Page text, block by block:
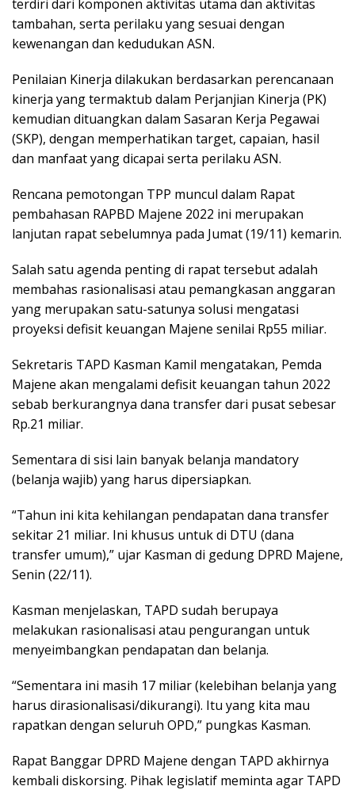
terdiri dari komponen aktivitas utama dan aktivitas
tambahan, serta perilaku yang sesuai dengan
kewenangan dan kedudukan ASN.
Penilaian Kinerja dilakukan berdasarkan perencanaan
kinerja yang termaktub dalam Perjanjian Kinerja (PK)
kemudian dituangkan dalam Sasaran Kerja Pegawai
(SKP), dengan memperhatikan target, capaian, hasil
dan manfaat yang dicapai serta perilaku ASN.
Rencana pemotongan TPP muncul dalam Rapat
pembahasan RAPBD Majene 2022 ini merupakan
lanjutan rapat sebelumnya pada Jumat (19/11) kemarin.
Salah satu agenda penting di rapat tersebut adalah
membahas rasionalisasi atau pemangkasan anggaran
yang merupakan satu-satunya solusi mengatasi
proyeksi defisit keuangan Majene senilai Rp55 miliar.
Sekretaris TAPD Kasman Kamil mengatakan, Pemda
Majene akan mengalami defisit keuangan tahun 2022
sebab berkurangnya dana transfer dari pusat sebesar
Rp.21 miliar.
Sementara di sisi lain banyak belanja mandatory
(belanja wajib) yang harus dipersiapkan.
“Tahun ini kita kehilangan pendapatan dana transfer
sekitar 21 miliar. Ini khusus untuk di DTU (dana
transfer umum),” ujar Kasman di gedung DPRD Majene,
Senin (22/11).
Kasman menjelaskan, TAPD sudah berupaya
melakukan rasionalisasi atau pengurangan untuk
menyeimbangkan pendapatan dan belanja.
“Sementara ini masih 17 miliar (kelebihan belanja yang
harus dirasionalisasi/dikurangi). Itu yang kita mau
rapatkan dengan seluruh OPD,” pungkas Kasman.
Rapat Banggar DPRD Majene dengan TAPD akhirnya
kembali diskorsing. Pihak legislatif meminta agar TAPD